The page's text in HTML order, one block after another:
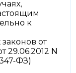
к
от
29.06.2012 N
ФЗ)